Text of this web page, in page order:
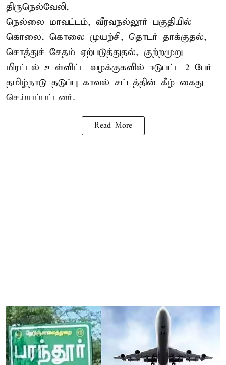
திருநெல்வேலி,
நெல்லை மாவட்டம், வீரவநல்லூர் பகுதியில்
கொலை, கொலை முயற்சி, தொடர் தாக்குதல்,
சொத்துச் சேதம் ஏற்படுத்துதல், குற்றமுறு
மிரட்டல் உள்ளிட்ட வழக்குகளில் ஈடுபட்ட 2 பேர்
தமிழ்நாடு தடுப்பு காவல் சட்டத்தின் கீழ் கைது
செய்யப்பட்டனர்.
Read More